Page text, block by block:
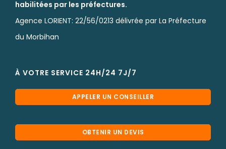
habilitées par les préfectures.
Agence LORIENT: 22/56/0213 délivrée par La Préfecture
du Morbihan
À VOTRE SERVICE 24H/24 7J/7
APPELER UN CONSEILLER
OBTENIR UN DEVIS